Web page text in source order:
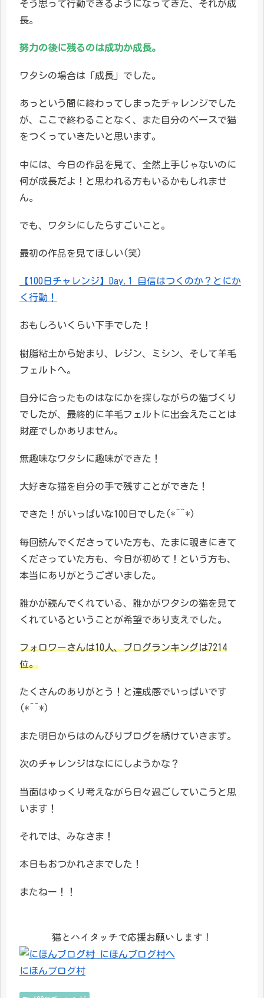
そう思って行動できるようになってきた、それが成
長。
努力の後に残るのは成功か成長。
ワタシの場合は「成長」でした。
あっという間に終わってしまったチャレンジでした
が、ここで終わることなく、また自分のペースで猫
をつくっていきたいと思います。
中には、今日の作品を見て、全然上手じゃないのに
何が成長だよ！と思われる方もいるかもしれませ
ん。
でも、ワタシにしたらすごいこと。
最初の作品を見てほしい(笑)
【100日チャレンジ】Day.1 自信はつくのか？とにか
く行動！
おもしろいくらい下手でした！
樹脂粘土から始まり、レジン、ミシン、そして羊毛
フェルトへ。
自分に合ったものはなにかを探しながらの猫づくり
でしたが、最終的に羊毛フェルトに出会えたことは
財産でしかありません。
無趣味なワタシに趣味ができた！
大好きな猫を自分の手で残すことができた！
できた！がいっぱいな100日でした(*^^*)
毎回読んでくださっていた方も、たまに覗きにきて
くださっていた方も、今日が初めて！という方も、
本当にありがとうございました。
誰かが読んでくれている、誰かがワタシの猫を見て
くれているということが希望であり支えでした。
フォロワーさんは10人、ブログランキングは7214
位。
たくさんのありがとう！と達成感でいっぱいです
(*^^*)
また明日からはのんびりブログを続けていきます。
次のチャレンジはなににしようかな？
当面はゆっくり考えながら日々過ごしていこうと思
います！
それでは、みなさま！
本日もおつかれさまでした！
またねー！！
猫とハイタッチで応援お願いします！
にほんブログ村